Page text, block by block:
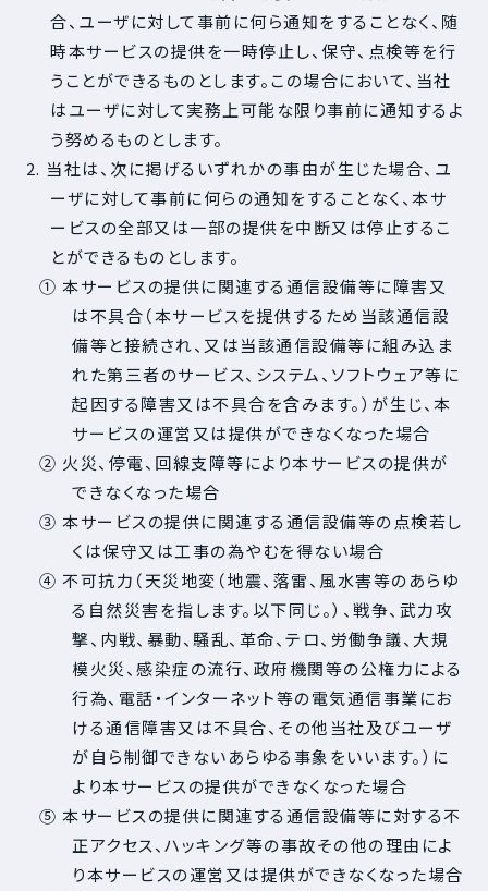
合、ユーザに対して事前に何ら通知をすることなく、随
時本サービスの提供を一時停止し、保守、点検等を行
うことができるものとします。この場合において、当社
はユーザに対して実務上可能な限り事前に通知するよ
う努めるものとします。
2. 当社は、次に掲げるいずれかの事由が生じた場合、ユ
ーザに対して事前に何らの通知をすることなく、本サ
ービスの全部又は一部の提供を中断又は停止するこ
とができるものとします。
① 本サービスの提供に関連する通信設備等に障害又
は不具合（本サービスを提供するため当該通信設
備等と接続され、又は当該通信設備等に組み込ま
れた第三者のサービス、システム、ソフトウェア等に
起因する障害又は不具合を含みます。）が生じ、本
サービスの運営又は提供ができなくなった場合
② 火災、停電、回線支障等により本サービスの提供が
できなくなった場合
③ 本サービスの提供に関連する通信設備等の点検若し
くは保守又は工事の為やむを得ない場合
④ 不可抗力（天災地変（地震、落雷、風水害等のあらゆ
る自然災害を指します。以下同じ。）、戦争、武力攻
撃、内戦、暴動、騒乱、革命、テロ、労働争議、大規
模火災、感染症の流行、政府機関等の公権力による
行為、電話・インターネット等の電気通信事業にお
ける通信障害又は不具合、その他当社及びユーザ
が自ら制御できないあらゆる事象をいいます。）に
より本サービスの提供ができなくなった場合
⑤ 本サービスの提供に関連する通信設備等に対する不
正アクセス、ハッキング等の事故その他の理由によ
り本サービスの運営又は提供ができなくなった場合